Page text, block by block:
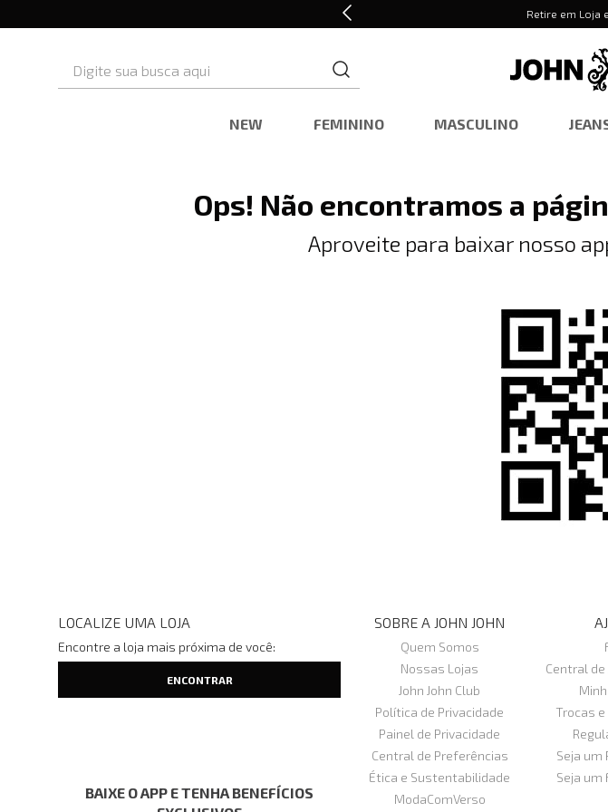
Retire em Loja
NEW FEMININO MASCULINO
Ops! Não encontramos a
Aproveite para baixar nosso
LOCALIZE UMA LOJA
Encontre a loja mais próxima de você:
BAIXE O APP E TENHA BENEFÍCIOS
SOBRE A JOHN JOHN
Quem Somos
Nossas Lojas
John John Club
Política de Privacidade
Painel de Privacidade
Central de Preferências
Ética e Sustentabilidade
ModaComVerso
Central
Trocas
Seja um
Seja um